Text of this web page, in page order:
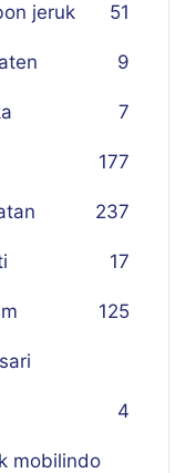
jeruk 51
9
7
177
237
17
125
4
mobilindo